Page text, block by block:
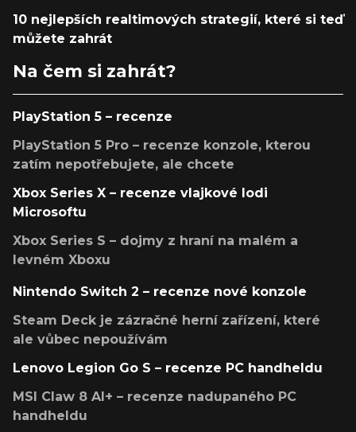
10 nejlepších realtimových strategií, které si teď
můžete zahrát
Na čem si zahrát?
PlayStation 5 – recenze
PlayStation 5 Pro – recenze konzole, kterou
zatím nepotřebujete, ale chcete
Xbox Series X – recenze vlajkové lodi
Microsoftu
Xbox Series S – dojmy z hraní na malém a
levném Xboxu
Nintendo Switch 2 – recenze nové konzole
Steam Deck je zázračné herní zařízení, které
ale vůbec nepoužívám
Lenovo Legion Go S – recenze PC handheldu
MSI Claw 8 AI+ – recenze nadupaného PC
handheldu